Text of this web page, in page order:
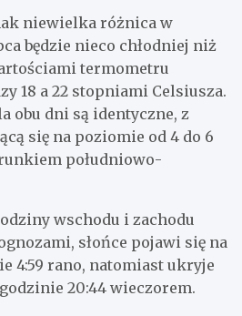
niewielka różnica w
będzie nieco chłodniej niż
termometru
18 a 22 stopniami Celsiusza.
obu dni są identyczne, z
się na poziomie od 4 do 6
południowo-
wschodu i zachodu
słońce pojawi się na
4:59 rano, natomiast ukryje
20:44 wieczorem.